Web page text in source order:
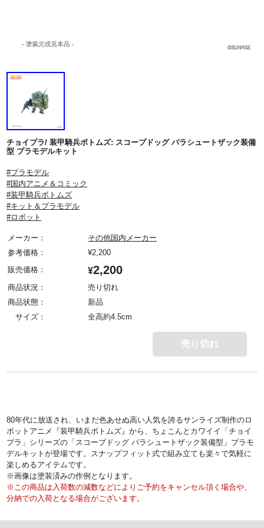
チョイプラ/ 装甲騎兵ボトムズ: スコープドッグ パラシュートザック装備
型 プラモデルキット
#プラモデル
#国内アニメ＆コミック
#装甲騎兵ボトムズ
#キット＆プラモデル
#ロボット
メーカー：
その他国内メーカー
参考価格：
¥2,200
販売価格：
¥2,200
商品状況：
売り切れ
商品状態：
新品
サイズ：
全高約4.5cm
売り切れ
80年代に放送され、いまだ色あせぬ高い人気を誇るサンライズ制作のロ
ボットアニメ『装甲騎兵ボトムズ』から、ちょこんとカワイイ「チョイ
プラ」シリーズの「スコープドッグ パラシュートザック装備型」プラモ
デルキットが登場です。スナップフィット式で組み立ても楽々で気軽に
楽しめるアイテムです。
※画像は塗装済みの作例となります。
※この商品は入荷数の減数などによりご予約をキャンセル頂く場合や、
分納での入荷となる場合がございます。